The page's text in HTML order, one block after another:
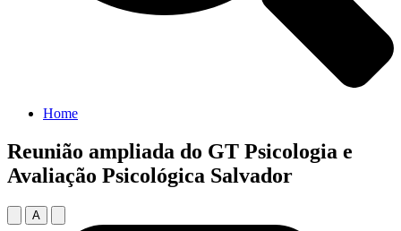
Home
Reunião ampliada do GT Psicologia e
Avaliação Psicológica Salvador
A